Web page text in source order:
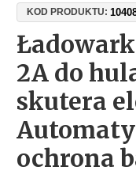
KOD PRODUKTU:
2A do
skutera
ochrona
ilość
Ładowarka
48V
Li-
Ion
54.6V
2A
hulajnogi,